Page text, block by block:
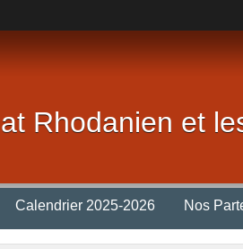
Rhodanien et
Calendrier 2025-2026 Nos